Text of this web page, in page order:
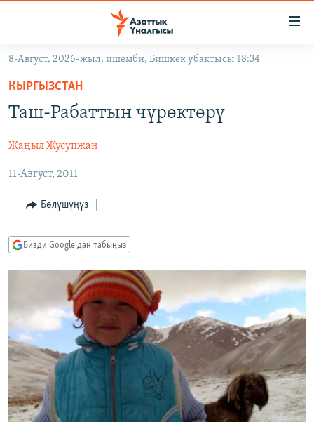
Навигацияга
өтүңүз
Издөөгө
салыңыз
КЫРГЫЗСТАН
САЯСАТ
ЭКОНОМИКА
МАДАНИЯТ
ДҮЙНӨ
БОРБОР АЗИЯ
УКРАИНА
АТАЙЫН ИЛИКТӨӨ
ТВ ПРОГРАММАЛАР
БҮГҮН АЗАТТЫКТА
ЭКСПЕРТТЕР ТАЛДАЙТ
БИЗ ЖАНА ДҮЙНӨ
ДАНИСТЕ
ЭЖЕ-СИҢДИЛЕР
АЗАТТЫК+
ЫҢГАЙСЫЗ СУРООЛОР
ПОДКАСТ
ӨЗГӨЧӨ ПИКИР
ОНЛАЙН ШЕРИНЕ
8-Август, 2026-жыл, ишемби, Бишкек убактысы 18:34
КЫРГЫЗСТАН
Таш-Рабаттын чүрөктөрү
Жаңыл Жусупжан
11-Август, 2011
Бөлүшүңүз
Бизди Google'дан табыңыз